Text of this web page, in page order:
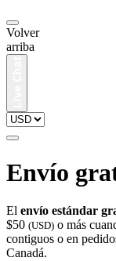
Volver
arriba
Envío
El envío estándar
$50 (USD) o más
contiguos o en
Canadá.